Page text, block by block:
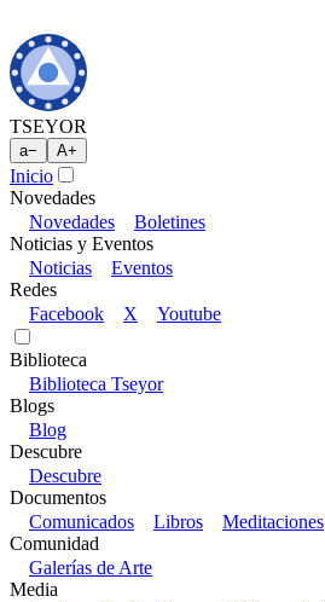
TSEYOR
a− A+
Inicio
Novedades
Novedades
Boletines
Noticias y Eventos
Noticias
Eventos
Redes
Facebook
X Youtube
Biblioteca
Biblioteca Tseyor
Blogs
Blog
Descubre
Descubre
Documentos
Comunicados
Libros
Meditaciones
Comunidad
Galerías de Arte
Media